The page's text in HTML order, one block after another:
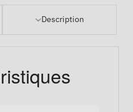
Description